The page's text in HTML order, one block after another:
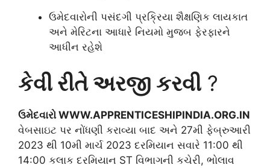
ઉમેદવારોની પસંદગી પ્રક્રિયા શૈક્ષણિક લાયકાત
અને મેરિટના આધારે નિયમો મુજબ ફેરફારને
આધીન રહેશે
કેવી રીતે અરજી કરવી ?
ઉમેદવારો WWW.APPRENTICESHIPINDIA.ORG.IN
વેબસાઇટ પર નોંધણી કરાવ્યા બાદ અને 27મી ફેબ્રુઆરી
2023 થી 10મી માર્ચ 2023 દરમિયાન સવારે 11:00 થી
14:00 કલાક દરમિયાન ST વિભાગની કચેરી, ભોલાવ